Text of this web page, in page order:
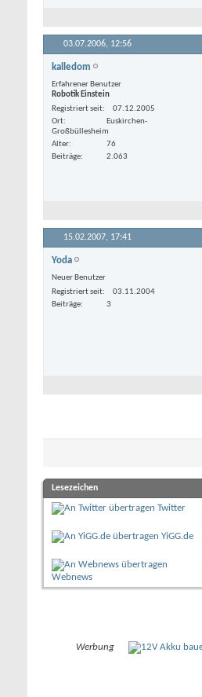
03.07.2006, 12:56
kalledom
Erfahrener Benutzer
Robotik Einstein
Registriert seit
07.12.2005
Ort
Euskirchen-
Großbüllesheim
Alter
76
Beiträge
2.063
15.02.2007, 17:41
Yoda
Neuer Benutzer
Registriert seit
03.11.2004
Beiträge
3
Lesezeichen
Twitter
YiGG.de
Webnews
Werbung